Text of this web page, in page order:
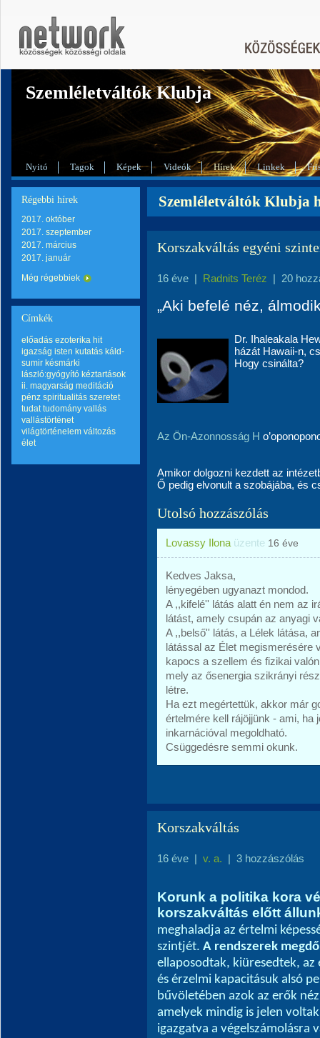
Szemléletváltók Klubja
Nyitó Tagok Képek Videók Hírek Linkek
Régebbi hírek
2017. október
2017. szeptember
2017. március
2017. január
Még régebbiek
Címkék
előadás ezoterika hit
igazság isten kutatás káld-
sumir késmárki
lászló:gyógyító kéztartások
ii. magyarság meditáció
pénz spiritualitás szeretet
tudat tudomány vallás
vallástörténet
világtörténelem változás
élet
Szemléletváltók Klubja
Korszakváltás egyéni
16 éve | Radnits Teréz | 20
„Aki befelé néz,
Dr. Ihaleakala
házát Hawaii-n,
Hogy csinálta?
Az Ön-Azonnosság H
Amikor dolgozni kezdett az
Ő pedig elvonult a szobájába, és
Utolsó hozzászólás
Lovassy Ilona üzente 16 éve
Kedves Jaksa,
lényegében ugyanazt mondod.
A ,,kifelé'' látás alatt én nem az
látást, amely csupán az anyagi
A ,,belső'' látás, a Lélek látása,
látással az Élet megismerésére
kapocs a szellem és fizikai
mely az ősenergia szikrányi
létre.
Ha ezt megértettük, akkor már
értelmére kell rájöjjünk - ami, ha
inkarnációval megoldható.
Csüggedésre semmi okunk.
Korszakváltás
16 éve | v. a. | 3 hozzászólás
Korunk a politika kora
korszakváltás előtt
meghaladja az értelmi
szintjét. A rendszerek
ellaposodtak, kiüresedtek, az
és érzelmi kapacitásuk alsó
bűvöletében azok az erők
amelyek mindig is jelen
igazgatva a végelszámolásra